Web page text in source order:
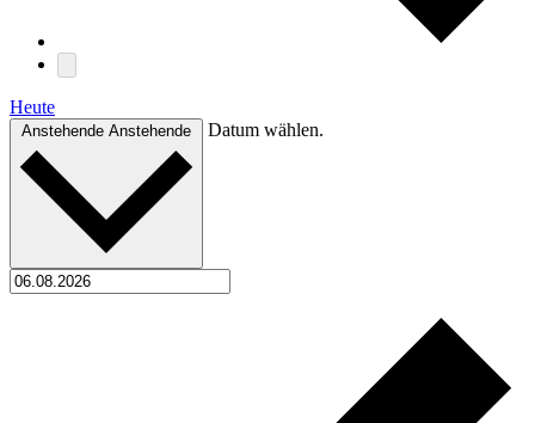
Heute
Anstehende Anstehende Datum wählen.